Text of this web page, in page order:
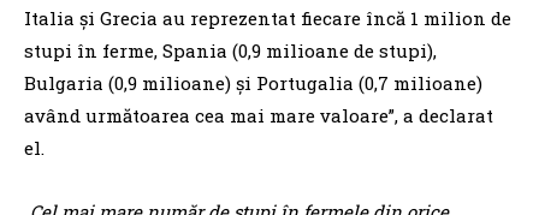
Italia și Grecia au reprezentat fiecare încă 1 milion de
stupi în ferme, Spania (0,9 milioane de stupi),
Bulgaria (0,9 milioane) și Portugalia (0,7 milioane)
având următoarea cea mai mare valoare”, a declarat
el.